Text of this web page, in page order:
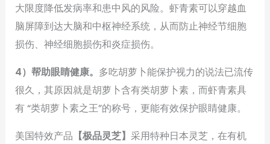
大限度降低发病率和患中风的风险。虾青素可以穿越血
脑屏障到达大脑和中枢神经系统，从而防止神经节细胞
损伤、神经细胞损伤和炎症损伤。
4）帮助眼睛健康。 多吃胡萝卜能保护视力的说法已流传
很久，其原因就是胡萝卜含有类胡萝卜素，而虾青素具
有 “类胡萝卜素之王”的称号，更能有效保护眼睛健康。
美国特效产品 【极品灵芝】采用特种日本灵芝，在有机